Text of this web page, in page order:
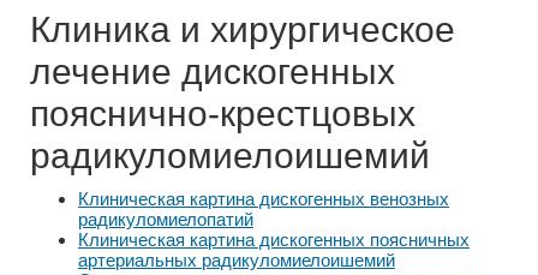
Клиника и хирургическое
лечение дискогенных
пояснично-крестцовых
радикуломиелоишемий
Клиническая картина дискогенных венозных
радикуломиелопатий
Клиническая картина дискогенных поясничных
артериальных радикуломиелоишемий